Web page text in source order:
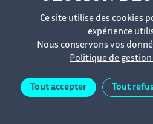
Accessibilité
Ce site utilise des cookies
expérience
Nous conservons vos
Politique de
Tout accepter Tout